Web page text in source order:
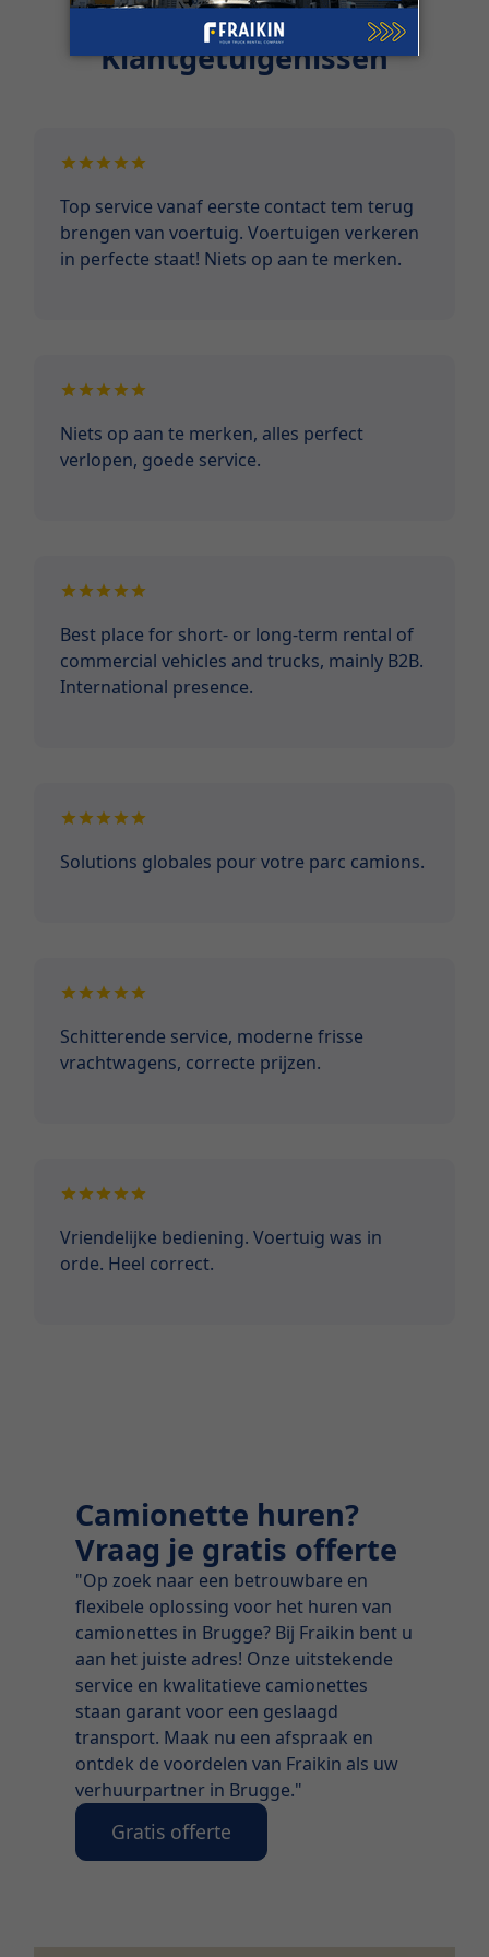
Klantgetuigenissen
Top service vanaf eerste contact tem terug
brengen van voertuig. Voertuigen verkeren
in perfecte staat! Niets op aan te merken.
Niets op aan te merken, alles perfect
verlopen, goede service.
Best place for short- or long-term rental of
commercial vehicles and trucks, mainly B2B.
International presence.
Solutions globales pour votre parc camions.
Schitterende service, moderne frisse
vrachtwagens, correcte prijzen.
Vriendelijke bediening. Voertuig was in
orde. Heel correct.
Camionette huren?
Vraag je gratis offerte
"Op zoek naar een betrouwbare en
flexibele oplossing voor het huren van
camionettes in Brugge? Bij Fraikin bent u
aan het juiste adres! Onze uitstekende
service en kwalitatieve camionettes
staan garant voor een geslaagd
transport. Maak nu een afspraak en
ontdek de voordelen van Fraikin als uw
verhuurpartner in Brugge."
Gratis offerte